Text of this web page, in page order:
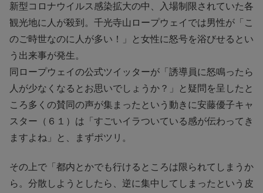
新型コロナウイルス感染拡大の中、入場制限されていた各
観光地に人が殺到。千光寺山ロープウェイでは男性が「こ
のご時世なのに人が多い！」と女性に怒号を浴びせるとい
う出来事が発生。
同ロープウェイの公式ツイッターが「誘導員に怒鳴ったら
人が少なくなるとお思いでしょうか？」と疑問を呈したと
ころ多くの賛同の声が集まったという動きに安藤優子キャ
スター（６１）は「すごいイラついている感が伝わってき
ますよね」と、まずポツリ。
その上で「都内とかでも行けるところは限られてしまうか
ら。分散しようとしたら、逆に集中してしまったという皮